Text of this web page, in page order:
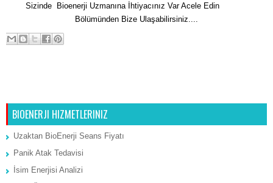
Sizinde Bioenerji Uzmanına İhtiyacınız Var Acele Edin
Bölümünden Bize Ulaşabilirsiniz....
BIOENERJI HIZMETLERINIZ
Uzaktan BioEnerji Seans Fiyatı
Panik Atak Tedavisi
İsim Enerjisi Analizi